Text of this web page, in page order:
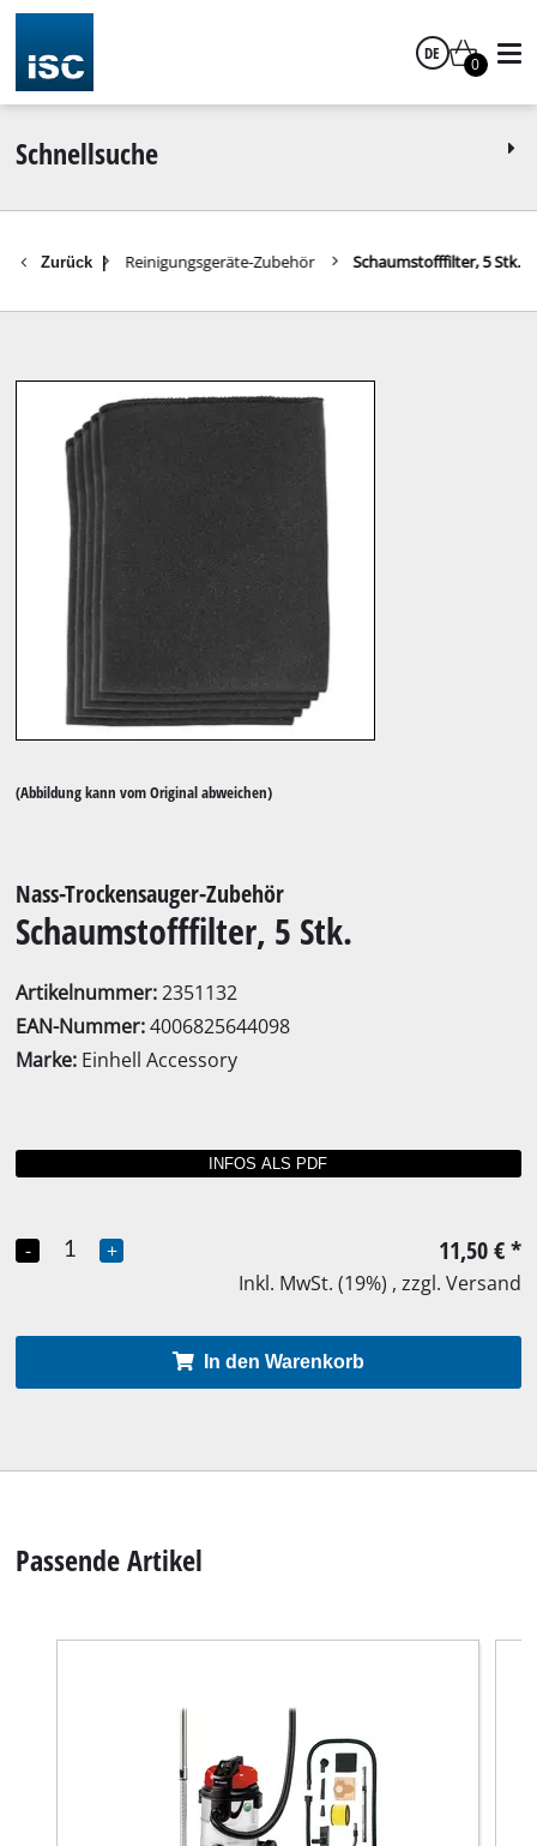
DE
0
Schnellsuche
Zurück |
Zubehör Reinigungsgeräte-Zubehör Schaumstofffilter, 5 Stk.
(Abbildung kann vom Original abweichen)
Nass-Trockensauger-Zubehör
Schaumstofffilter, 5 Stk.
Artikelnummer:2351132
EAN-Nummer:4006825644098
Marke: Einhell Accessory
- + 11,50 €*
Inkl. MwSt. (19%) , zzgl. Versand
In den Warenkorb
Passende Artikel